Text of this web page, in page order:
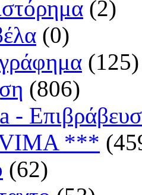
(2)
(0)
(125)
(806)
-
***
(62)